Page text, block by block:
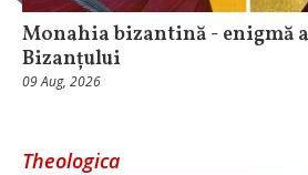
Monahia bizantină - enigmă
Bizanțului
09 Aug, 2026
Theologica